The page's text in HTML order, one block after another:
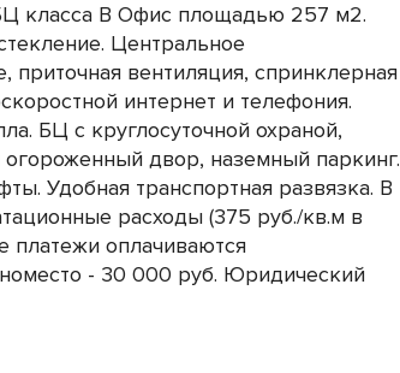
класса B Офис площадью 257 м2.
Центральное
приточная вентиляция, спринклерная
интернет и телефония.
БЦ с круглосуточной охраной,
двор, наземный паркинг.
Удобная транспортная развязка. В
расходы (375 руб./кв.м в
оплачиваются
- 30 000 руб. Юридический